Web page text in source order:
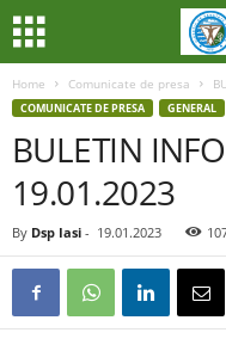
Home Comunicate de presa
COMUNICATE DE PRESA GENERAL
BULETIN
19.01.2023
By Dsp Iasi - 19.01.2023